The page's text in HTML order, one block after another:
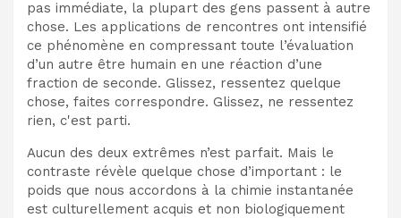
pas immédiate, la plupart des gens passent à autre
chose. Les applications de rencontres ont intensifié
ce phénomène en compressant toute l’évaluation
d’un autre être humain en une réaction d’une
fraction de seconde. Glissez, ressentez quelque
chose, faites correspondre. Glissez, ne ressentez
rien, c'est parti.
Aucun des deux extrêmes n’est parfait. Mais le
contraste révèle quelque chose d’important : le
poids que nous accordons à la chimie instantanée
est culturellement acquis et non biologiquement